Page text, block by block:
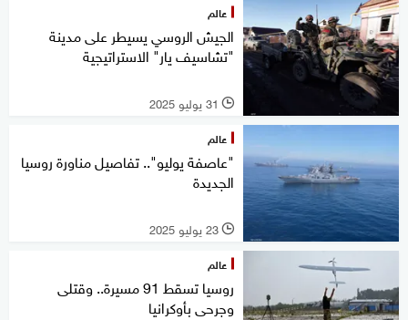
عالم
الجيش الروسي يسيطر على مدينة
"تشاسيف يار" الاستراتيجية
l 31 يوليو 2025
عالم
"عاصفة يوليو".. تفاصيل مناورة روسيا
الجديدة
l 23 يوليو 2025
عالم
روسيا تسقط 91 مسيرة.. وقتلى
وجرحى بأوكرانيا